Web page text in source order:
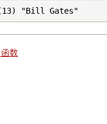
"Bill Gates"
数